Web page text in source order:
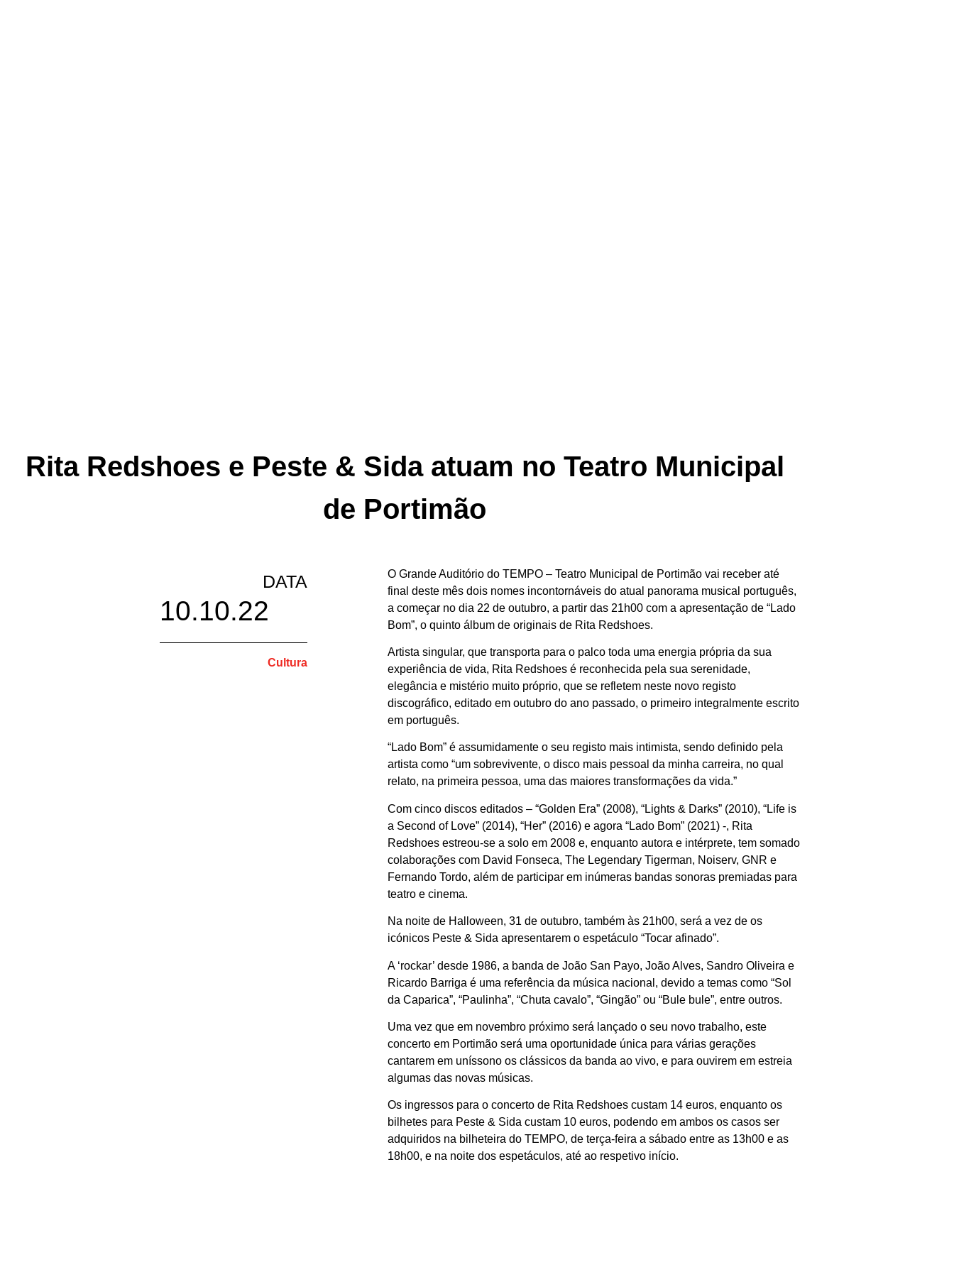
Rita Redshoes e Peste & Sida atuam no Teatro Municipal
de Portimão
DATA
10.10.22
Cultura
O Grande Auditório do TEMPO – Teatro Municipal de Portimão vai receber até
final deste mês dois nomes incontornáveis do atual panorama musical português,
a começar no dia 22 de outubro, a partir das 21h00 com a apresentação de “Lado
Bom”, o quinto álbum de originais de Rita Redshoes.
Artista singular, que transporta para o palco toda uma energia própria da sua
experiência de vida, Rita Redshoes é reconhecida pela sua serenidade,
elegância e mistério muito próprio, que se refletem neste novo registo
discográfico, editado em outubro do ano passado, o primeiro integralmente escrito
em português.
“Lado Bom” é assumidamente o seu registo mais intimista, sendo definido pela
artista como “um sobrevivente, o disco mais pessoal da minha carreira, no qual
relato, na primeira pessoa, uma das maiores transformações da vida.”
Com cinco discos editados – “Golden Era” (2008), “Lights & Darks” (2010), “Life is
a Second of Love” (2014), “Her” (2016) e agora “Lado Bom” (2021) -, Rita
Redshoes estreou-se a solo em 2008 e, enquanto autora e intérprete, tem somado
colaborações com David Fonseca, The Legendary Tigerman, Noiserv, GNR e
Fernando Tordo, além de participar em inúmeras bandas sonoras premiadas para
teatro e cinema.
Na noite de Halloween, 31 de outubro, também às 21h00, será a vez de os
icónicos Peste & Sida apresentarem o espetáculo “Tocar afinado”.
A ‘rockar’ desde 1986, a banda de João San Payo, João Alves, Sandro Oliveira e
Ricardo Barriga é uma referência da música nacional, devido a temas como “Sol
da Caparica”, “Paulinha”, “Chuta cavalo”, “Gingão” ou “Bule bule”, entre outros.
Uma vez que em novembro próximo será lançado o seu novo trabalho, este
concerto em Portimão será uma oportunidade única para várias gerações
cantarem em uníssono os clássicos da banda ao vivo, e para ouvirem em estreia
algumas das novas músicas.
Os ingressos para o concerto de Rita Redshoes custam 14 euros, enquanto os
bilhetes para Peste & Sida custam 10 euros, podendo em ambos os casos ser
adquiridos na bilheteira do TEMPO, de terça-feira a sábado entre as 13h00 e as
18h00, e na noite dos espetáculos, até ao respetivo início.